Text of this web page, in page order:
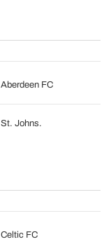
Aberdeen FC
St. Johns.
Celtic FC